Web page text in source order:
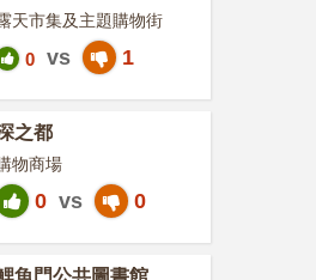
天市集及主題購物街
0 vs 1
之都
物商場
0 vs 0
魚門公共圖書館